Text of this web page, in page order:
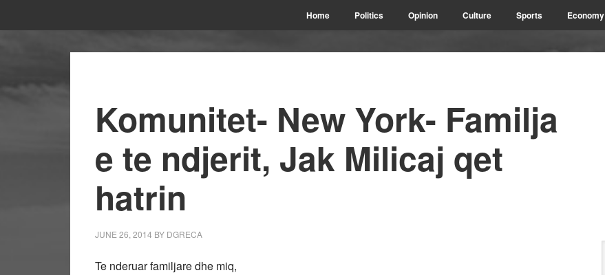
Home Politics Opinion Culture Sports Economy
Komunitet- New York- Familja
e te ndjerit, Jak Milicaj qet
hatrin
JUNE 26, 2014 BY DGRECA
Te nderuar familjare dhe miq,